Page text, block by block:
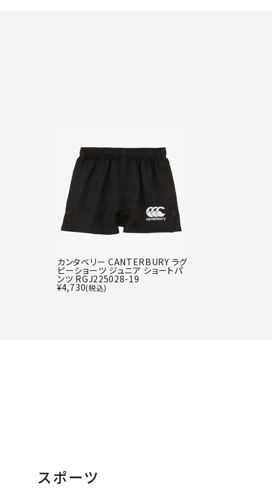
カンタベリー CANTERBURY ラグ
ビーショーツ ジュニア ショートパ
ンツ RGJ225028-19
¥4,730(税込)
スポーツ